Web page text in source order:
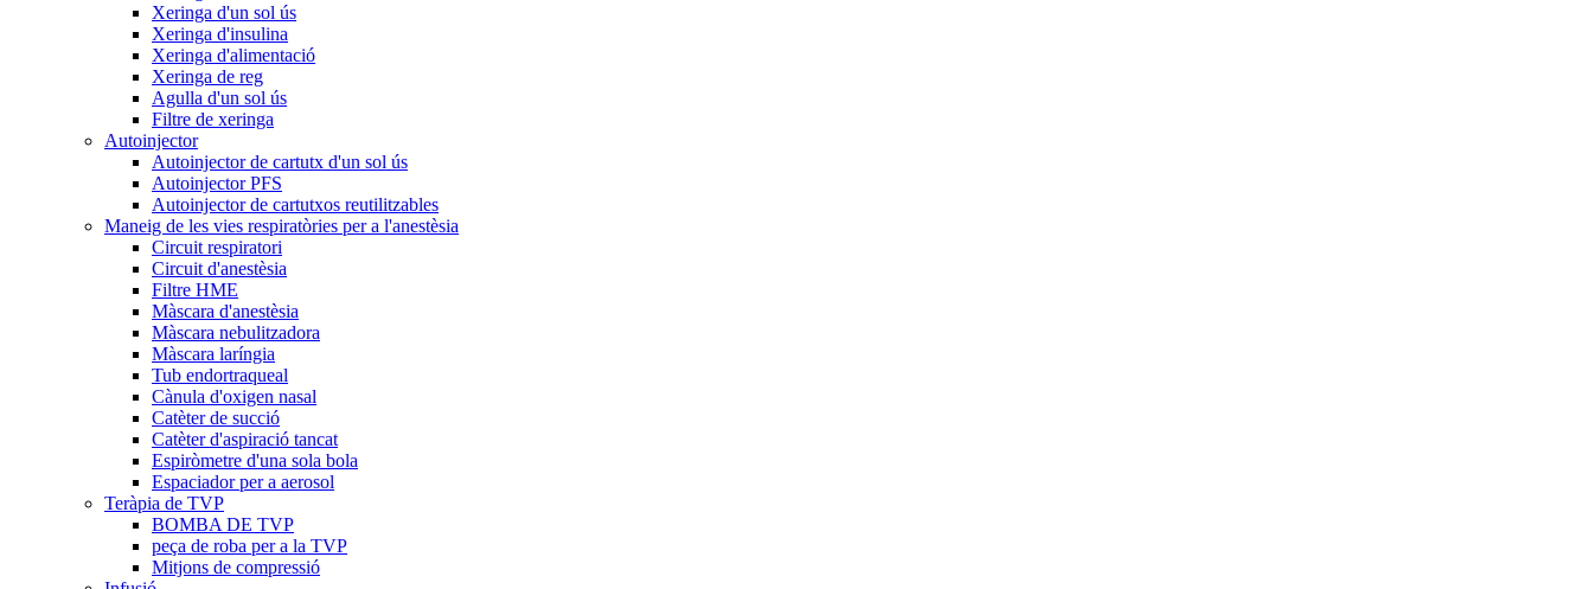
Xeringa d'un sol ús
Xeringa d'insulina
Xeringa d'alimentació
Xeringa de reg
Agulla d'un sol ús
Filtre de xeringa
Autoinjector
Autoinjector de cartutx d'un sol ús
Autoinjector PFS
Autoinjector de cartutxos reutilitzables
Maneig de les vies respiratòries per a l'anestèsia
Circuit respiratori
Circuit d'anestèsia
Filtre HME
Màscara d'anestèsia
Màscara nebulitzadora
Màscara laríngia
Tub endortraqueal
Cànula d'oxigen nasal
Catèter de succió
Catèter d'aspiració tancat
Espiròmetre d'una sola bola
Espaciador per a aerosol
Teràpia de TVP
BOMBA DE TVP
peça de roba per a la TVP
Mitjons de compressió